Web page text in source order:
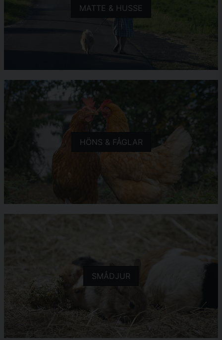
MATTE & HUSSE
HÖNS & FÅGLAR
SMÅDJUR